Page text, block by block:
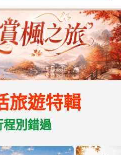
旅遊特輯
程別錯過